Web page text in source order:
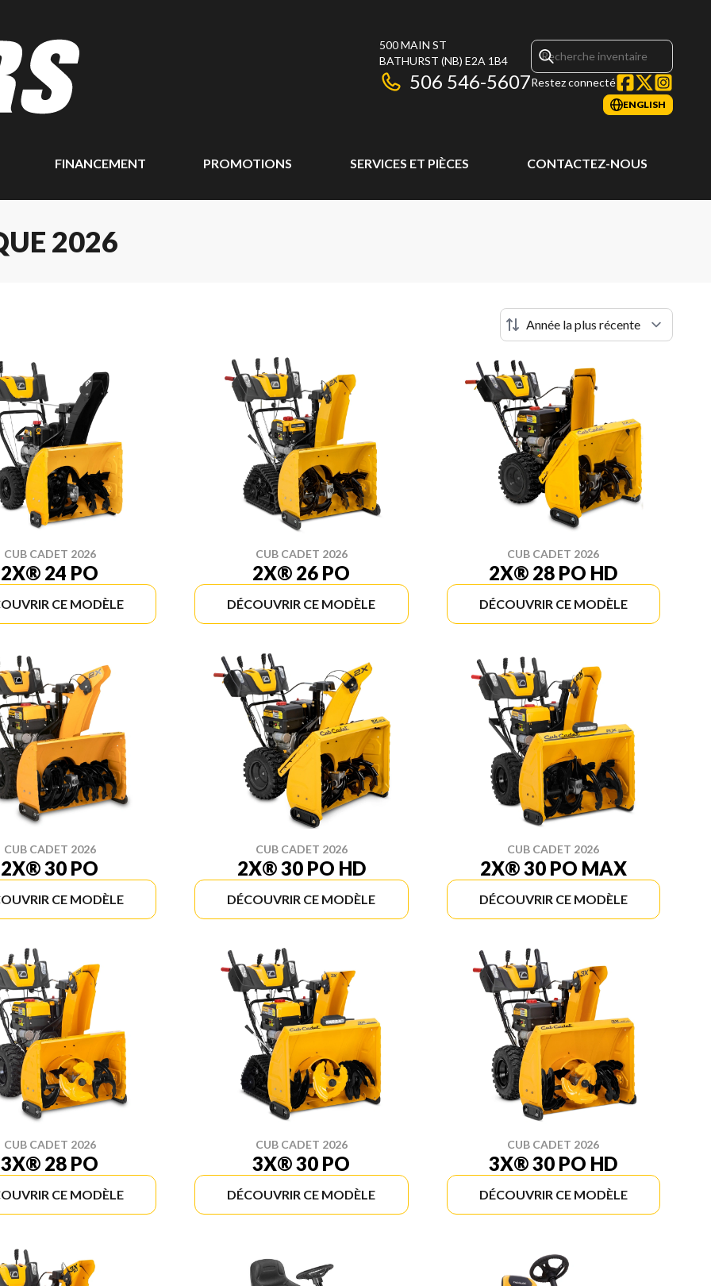
500 MAIN ST
BATHURST (NB) E2A 1B4
506 546-5607Restez connecté
ENGLISH
FINANCEMENT PROMOTIONS SERVICES ET PIÈCES CONTACTEZ-NOUS
2026
CUB CADET 2026
2X® 24 PO
CE MODÈLE
CUB CADET 2026
2X® 26 PO
DÉCOUVRIR CE MODÈLE
CUB CADET 2026
2X® 28 PO HD
DÉCOUVRIR CE MODÈLE
CUB CADET 2026
2X® 30 PO
CE MODÈLE
CUB CADET 2026
2X® 30 PO HD
DÉCOUVRIR CE MODÈLE
CUB CADET 2026
2X® 30 PO MAX
DÉCOUVRIR CE MODÈLE
CUB CADET 2026
3X® 28 PO
CE MODÈLE
CUB CADET 2026
3X® 30 PO
DÉCOUVRIR CE MODÈLE
CUB CADET 2026
3X® 30 PO HD
DÉCOUVRIR CE MODÈLE